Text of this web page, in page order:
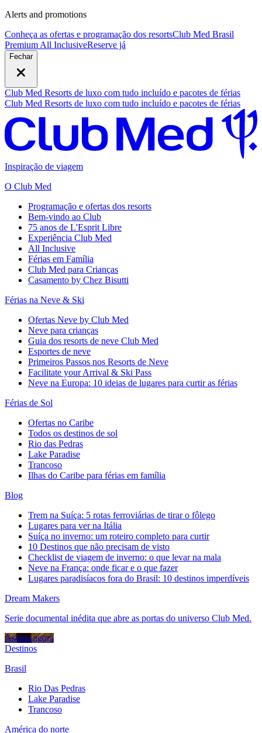
Alerts and promotions
Conheça as ofertas e programação dos resortsClub Med Brasil
Premium All InclusiveReserve já
Fechar
Club Med Resorts de luxo com tudo incluído e pacotes de férias
Club Med Resorts de luxo com tudo incluído e pacotes de férias
Inspiração de viagem
O Club Med
Programação e ofertas dos resorts
Bem-vindo ao Club
75 anos de L'Esprit Libre
Experiência Club Med
All Inclusive
Férias em Família
Club Med para Crianças
Casamento by Chez Bisutti
Férias na Neve & Ski
Ofertas Neve by Club Med
Neve para crianças
Guia dos resorts de neve Club Med
Esportes de neve
Primeiros Passos nos Resorts de Neve
Facilitate your Arrival & Ski Pass
Neve na Europa: 10 ideias de lugares para curtir as férias
Férias de Sol
Ofertas no Caribe
Todos os destinos de sol
Rio das Pedras
Lake Paradise
Trancoso
Ilhas do Caribe para férias em família
Blog
Trem na Suíça: 5 rotas ferroviárias de tirar o fôlego
Lugares para ver na Itália
Suíça no inverno: um roteiro completo para curtir
10 Destinos que não precisam de visto
Checklist de viagem de inverno: o que levar na mala
Neve na França: onde ficar e o que fazer
Lugares paradisíacos fora do Brasil: 10 destinos imperdíveis
Dream Makers
Serie documental inédita que abre as portas do universo Club Med.
Assista agora
Destinos
Brasil
Rio Das Pedras
Lake Paradise
Trancoso
América do norte